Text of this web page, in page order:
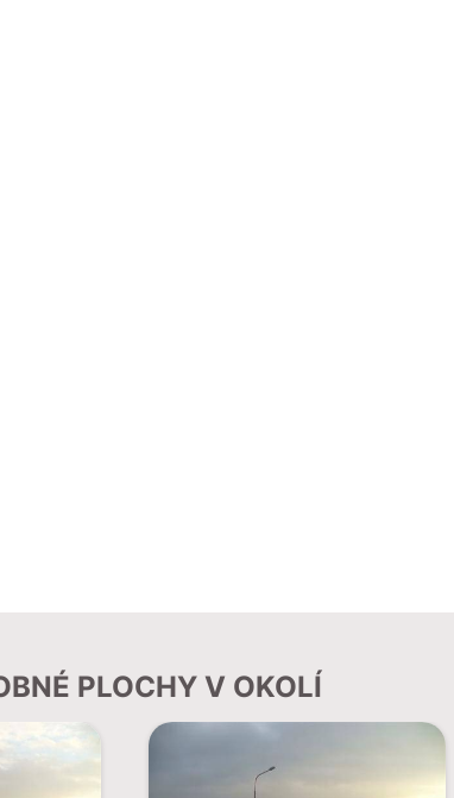
PLOCHY V OKOLÍ